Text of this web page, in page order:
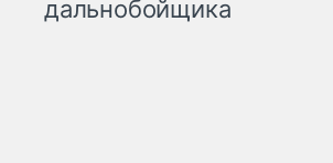
дальнобойщика